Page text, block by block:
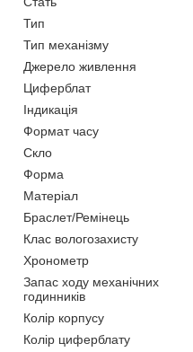
Тип
Тип механізму
Джерело живлення
Циферблат
Індикація
Формат часу
Скло
Форма
Матеріал
Браслет/Ремінець
Клас вологозахисту
Хронометр
Запас ходу механічних
годинників
Колір корпусу
Колір циферблату